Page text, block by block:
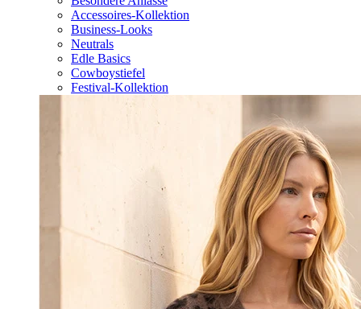
Accessoires-Kollektion
Business-Looks
Neutrals
Edle Basics
Cowboystiefel
Festival-Kollektion